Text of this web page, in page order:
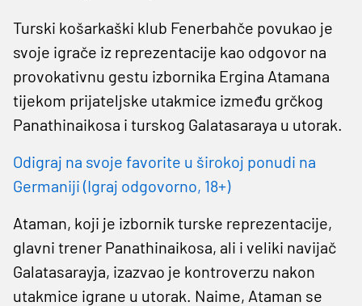
Turski košarkaški klub Fenerbahče povukao je
svoje igrače iz reprezentacije kao odgovor na
provokativnu gestu izbornika Ergina Atamana
tijekom prijateljske utakmice između grčkog
Panathinaikosa i turskog Galatasaraya u utorak.
Odigraj na svoje favorite u širokoj ponudi na
Germaniji (Igraj odgovorno, 18+)
Ataman, koji je izbornik turske reprezentacije,
glavni trener Panathinaikosa, ali i veliki navijač
Galatasarayja, izazvao je kontroverzu nakon
utakmice igrane u utorak. Naime, Ataman se